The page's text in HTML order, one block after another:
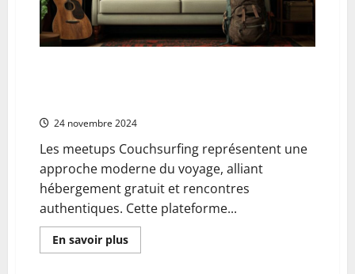
24 novembre 2024
Les meetups Couchsurfing représentent une
approche moderne du voyage, alliant
hébergement gratuit et rencontres
authentiques. Cette plateforme...
En savoir plusEn
savoir